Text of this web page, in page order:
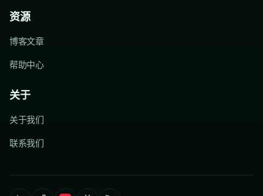
资源
博客文章
帮助中心
关于
关于我们
联系我们